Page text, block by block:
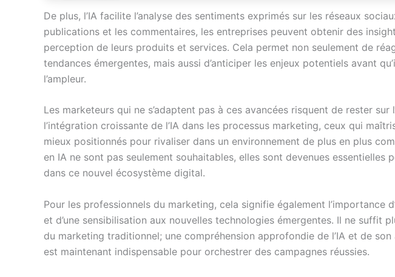
De plus, l’IA facilite l’analyse des sentiments exprimés sur les réseaux
publications et les commentaires, les entreprises peuvent obtenir des
perception de leurs produits et services. Cela permet non seulement de
tendances émergentes, mais aussi d’anticiper les enjeux potentiels avant
l’ampleur.
Les marketeurs qui ne s’adaptent pas à ces avancées risquent de rester sur
l’intégration croissante de l’IA dans les processus marketing, ceux qui
mieux positionnés pour rivaliser dans un environnement de plus en plus
en IA ne sont pas seulement souhaitables, elles sont devenues essentielles
dans ce nouvel écosystème digital.
Pour les professionnels du marketing, cela signifie également l’importance
et d’une sensibilisation aux nouvelles technologies émergentes. Il ne suffit
du marketing traditionnel; une compréhension approfondie de l’IA et de
est maintenant indispensable pour orchestrer des campagnes réussies.